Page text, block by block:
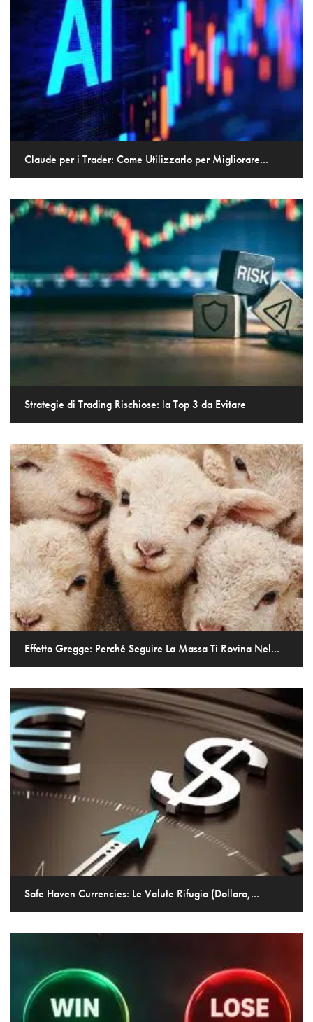
Claude per i Trader: Come Utilizzarlo per Migliorare...
Strategie di Trading Rischiose: la Top 3 da Evitare
Effetto Gregge: Perché Seguire La Massa Ti Rovina Nel...
Safe Haven Currencies: Le Valute Rifugio (Dollaro,...